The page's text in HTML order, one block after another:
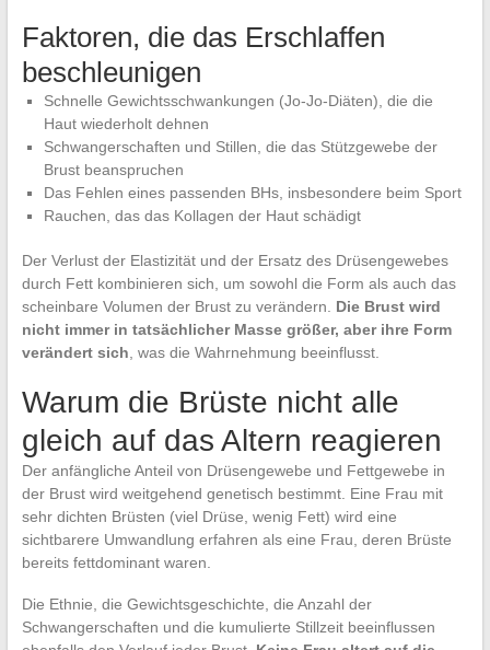
Faktoren, die das Erschlaffen
beschleunigen
Schnelle Gewichtsschwankungen (Jo-Jo-Diäten), die die
Haut wiederholt dehnen
Schwangerschaften und Stillen, die das Stützgewebe der
Brust beanspruchen
Das Fehlen eines passenden BHs, insbesondere beim Sport
Rauchen, das das Kollagen der Haut schädigt
Der Verlust der Elastizität und der Ersatz des Drüsengewebes
durch Fett kombinieren sich, um sowohl die Form als auch das
scheinbare Volumen der Brust zu verändern. Die Brust wird
nicht immer in tatsächlicher Masse größer, aber ihre Form
verändert sich, was die Wahrnehmung beeinflusst.
Warum die Brüste nicht alle
gleich auf das Altern reagieren
Der anfängliche Anteil von Drüsengewebe und Fettgewebe in
der Brust wird weitgehend genetisch bestimmt. Eine Frau mit
sehr dichten Brüsten (viel Drüse, wenig Fett) wird eine
sichtbarere Umwandlung erfahren als eine Frau, deren Brüste
bereits fettdominant waren.
Die Ethnie, die Gewichtsgeschichte, die Anzahl der
Schwangerschaften und die kumulierte Stillzeit beeinflussen